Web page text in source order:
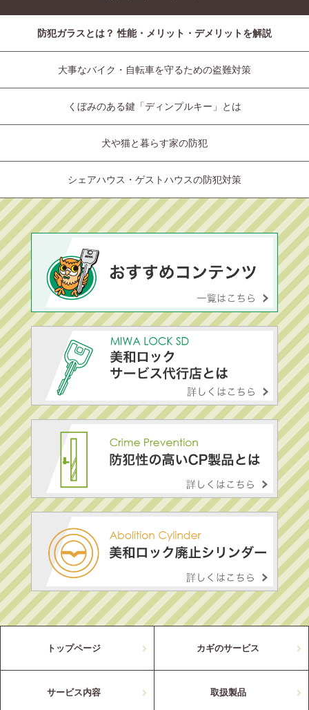
防犯ガラスとは？ 性能・メリット・デメリットを解説
大事なバイク・自転車を守るための盗難対策
くぼみのある鍵「ディンプルキー」とは
犬や猫と暮らす家の防犯
シェアハウス・ゲストハウスの防犯対策
トップページ カギのサービス
サービス内容 取扱製品